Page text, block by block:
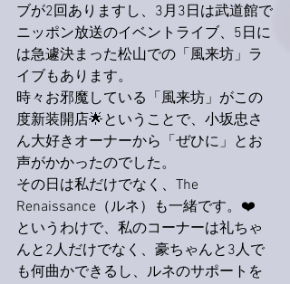
ブが2回ありますし、3月3日は武道館で
ニッポン放送のイベントライブ、5日に
は急遽決まった松山での「風来坊」ラ
イブもあります。
時々お邪魔している「風来坊」がこの
度新装開店🌟ということで、小坂忠さ
ん大好きオーナーから「ぜひに」とお
声がかかったのでした。
その日は私だけでなく、The
Renaissance（ルネ）も一緒です。❤️
というわけで、私のコーナーは礼ちゃ
んと2人だけでなく、豪ちゃんと3人で
も何曲かできるし、ルネのサポートを